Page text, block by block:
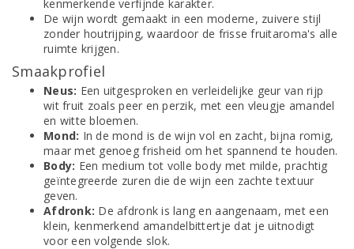
kenmerkende verfijnde karakter.
De wijn wordt gemaakt in een moderne, zuivere stijl
zonder houtrijping, waardoor de frisse fruitaroma's alle
ruimte krijgen.
Smaakprofiel
Neus: Een uitgesproken en verleidelijke geur van rijp
wit fruit zoals peer en perzik, met een vleugje amandel
en witte bloemen.
Mond: In de mond is de wijn vol en zacht, bijna romig,
maar met genoeg frisheid om het spannend te houden.
Body: Een medium tot volle body met milde, prachtig
geïntegreerde zuren die de wijn een zachte textuur
geven.
Afdronk: De afdronk is lang en aangenaam, met een
klein, kenmerkend amandelbittertje dat je uitnodigt
voor een volgende slok.